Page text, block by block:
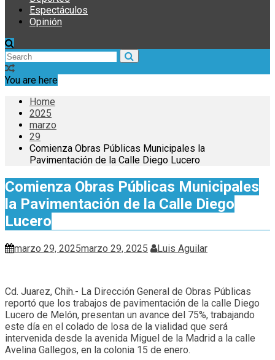
Espectáculos
Opinión
You are here
Home
2025
marzo
29
Comienza Obras Públicas Municipales la
Pavimentación de la Calle Diego Lucero
Comienza Obras Públicas Municipales
la Pavimentación de la Calle Diego
Lucero
marzo 29, 2025marzo 29, 2025 Luis Aguilar
Cd. Juarez, Chih.- La Dirección General de Obras Públicas
reportó que los trabajos de pavimentación de la calle Diego
Lucero de Melón, presentan un avance del 75%, trabajando
este día en el colado de losa de la vialidad que será
intervenida desde la avenida Miguel de la Madrid a la calle
Avelina Gallegos, en la colonia 15 de enero.